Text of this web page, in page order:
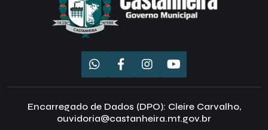
Encarregado de Dados (DPO): Cleire Carvalho,
ouvidoria@castanheira.mt.gov.br